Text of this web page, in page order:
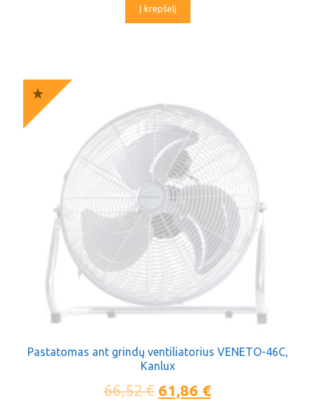
Į krepšelį
Pastatomas ant grindų ventiliatorius VENETO-46C,
Kanlux
66,52€ 61,86 €